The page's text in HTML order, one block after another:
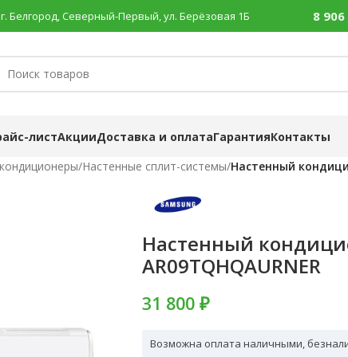
г. Белгород, Северный-Первый, ул. Берёзовая 1Б 8
листАкцииДоставка и оплатаГарантияКонтакты
/Настенные сплит-системы/Настенный
Настенный
AR09TQHQAURNER
31 800 ₽
Возможна оплата наличными,